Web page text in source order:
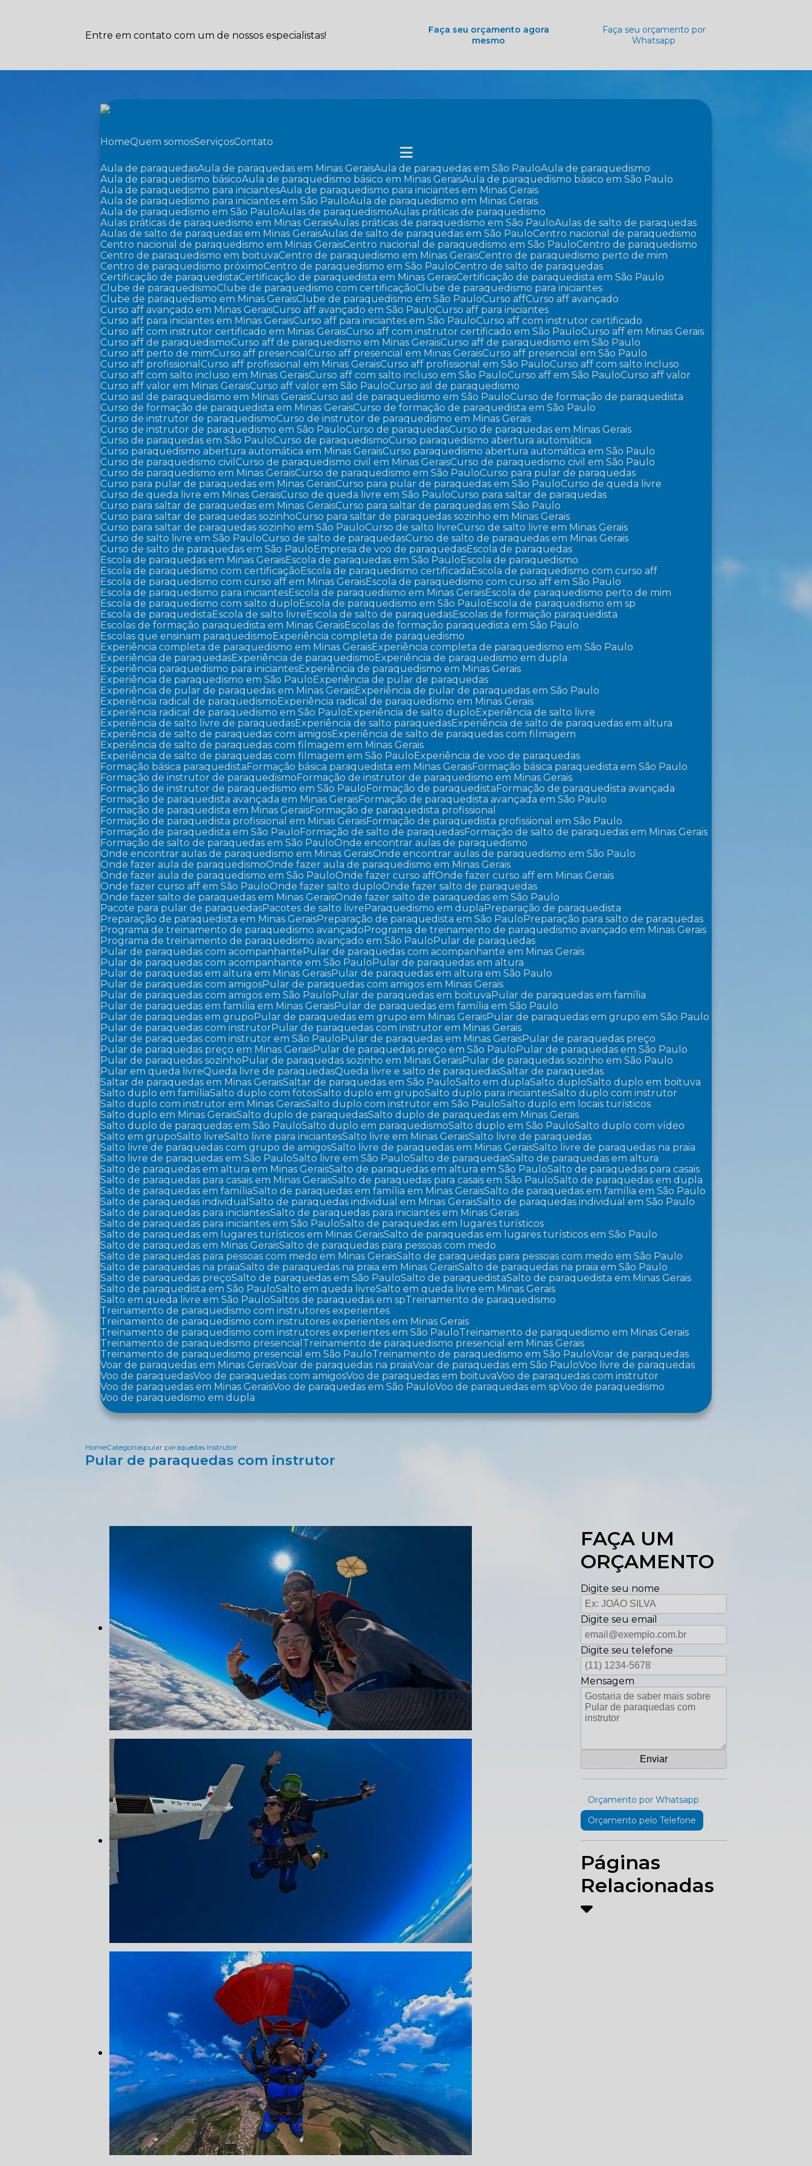
Entre em contato com um de nossos especialistas!
Faça seu orçamento agora
mesmo
Faça seu orçamento por
Whatsapp
Home Quem somos Serviços Contato
Aula de paraquedas Aula de paraquedas em Minas Gerais Aula de paraquedas em São Paulo Aula de paraquedismo
Aula de paraquedismo básico Aula de paraquedismo básico em Minas Gerais Aula de paraquedismo básico em São Paulo
Aula de paraquedismo para iniciantes Aula de paraquedismo para iniciantes em Minas Gerais
Aula de paraquedismo para iniciantes em São Paulo Aula de paraquedismo em Minas Gerais
Aula de paraquedismo em São Paulo Aulas de paraquedismo Aulas práticas de paraquedismo
Aulas práticas de paraquedismo em Minas Gerais Aulas práticas de paraquedismo em São Paulo Aulas de salto de paraquedas
Aulas de salto de paraquedas em Minas Gerais Aulas de salto de paraquedas em São Paulo Centro nacional de paraquedismo
Centro nacional de paraquedismo em Minas Gerais Centro nacional de paraquedismo em São Paulo Centro de paraquedismo
Centro de paraquedismo em boituva Centro de paraquedismo em Minas Gerais Centro de paraquedismo perto de mim
Centro de paraquedismo próximo Centro de paraquedismo em São Paulo Centro de salto de paraquedas
Certificação de paraquedista Certificação de paraquedista em Minas Gerais Certificação de paraquedista em São Paulo
Clube de paraquedismo
Clube de paraquedismo com certificação
Clube de paraquedismo para iniciantes
Clube de paraquedismo em Minas Gerais
Clube de paraquedismo em São Paulo Curso aff
Curso aff avançado
Curso aff avançado em Minas Gerais
Curso aff avançado em São Paulo
Curso aff para iniciantes
Curso aff para iniciantes em Minas Gerais
Curso aff para iniciantes em São Paulo
Curso aff com instrutor certificado
Curso aff com instrutor certificado em Minas Gerais
Curso aff com instrutor certificado em São Paulo
Curso aff em Minas Gerais
Curso aff de paraquedismo
Curso aff de paraquedismo em Minas Gerais
Curso aff de paraquedismo em São Paulo
Curso aff perto de mim
Curso aff presencial Curso aff presencial em Minas Gerais
Curso aff presencial em São Paulo
Curso aff profissional
Curso aff profissional em Minas Gerais Curso aff profissional em São Paulo
Curso aff com salto incluso
Curso aff com salto incluso em Minas Gerais
Curso aff com salto incluso em São Paulo Curso aff em São Paulo
Curso aff valor
Curso aff valor em Minas Gerais
Curso aff valor em São Paulo
Curso asl de paraquedismo
Curso asl de paraquedismo em Minas Gerais
Curso asl de paraquedismo em São Paulo
Curso de formação de paraquedista
Curso de formação de paraquedista em Minas Gerais
Curso de formação de paraquedista em São Paulo
Curso de instrutor de paraquedismo
Curso de instrutor de paraquedismo em Minas Gerais
Curso de instrutor de paraquedismo em São Paulo
Curso de paraquedas
Curso de paraquedas em Minas Gerais
Curso de paraquedas em São Paulo
Curso de paraquedismo
Curso paraquedismo abertura automática
Curso paraquedismo abertura automática em Minas Gerais
Curso paraquedismo abertura automática em São Paulo
Curso de paraquedismo civil
Curso de paraquedismo civil em Minas Gerais
Curso de paraquedismo civil em São Paulo
Curso de paraquedismo em Minas Gerais
Curso de paraquedismo em São Paulo
Curso para pular de paraquedas
Curso para pular de paraquedas em Minas Gerais
Curso para pular de paraquedas em São Paulo
Curso de queda livre
Curso de queda livre em Minas Gerais
Curso de queda livre em São Paulo
Curso para saltar de paraquedas
Curso para saltar de paraquedas em Minas Gerais
Curso para saltar de paraquedas em São Paulo
Curso para saltar de paraquedas sozinho
Curso para saltar de paraquedas sozinho em Minas Gerais
Curso para saltar de paraquedas sozinho em São Paulo
Curso de salto livre
Curso de salto livre em Minas Gerais
Curso de salto livre em São Paulo
Curso de salto de paraquedas
Curso de salto de paraquedas em Minas Gerais
Curso de salto de paraquedas em São Paulo
Empresa de voo de paraquedas
Escola de paraquedas
Escola de paraquedas em Minas Gerais
Escola de paraquedas em São Paulo
Escola de paraquedismo
Escola de paraquedismo com certificação
Escola de paraquedismo certificada
Escola de paraquedismo com curso aff
Escola de paraquedismo com curso aff em Minas Gerais
Escola de paraquedismo com curso aff em São Paulo
Escola de paraquedismo para iniciantes
Escola de paraquedismo em Minas Gerais
Escola de paraquedismo perto de mim
Escola de paraquedismo com salto duplo
Escola de paraquedismo em São Paulo
Escola de paraquedismo em sp
Escola de paraquedista
Escola de salto livre Escola de salto de paraquedas
Escolas de formação paraquedista
Escolas de formação paraquedista em Minas Gerais
Escolas de formação paraquedista em São Paulo
Escolas que ensinam paraquedismo
Experiência completa de paraquedismo
Experiência completa de paraquedismo em Minas Gerais
Experiência completa de paraquedismo em São Paulo
Experiência de paraquedas
Experiência de paraquedismo
Experiência de paraquedismo em dupla
Experiência paraquedismo para iniciantes
Experiência de paraquedismo em Minas Gerais
Experiência de paraquedismo em São Paulo
Experiência de pular de paraquedas
Experiência de pular de paraquedas em Minas Gerais
Experiência de pular de paraquedas em São Paulo
Experiência radical de paraquedismo
Experiência radical de paraquedismo em Minas Gerais
Experiência radical de paraquedismo em São Paulo
Experiência de salto duplo
Experiência de salto livre
Experiência de salto livre de paraquedas
Experiência de salto paraquedas
Experiência de salto de paraquedas em altura
Experiência de salto de paraquedas com amigos
Experiência de salto de paraquedas com filmagem
Experiência de salto de paraquedas com filmagem em Minas Gerais
Experiência de salto de paraquedas com filmagem em São Paulo
Experiência de voo de paraquedas
Formação básica paraquedista
Formação básica paraquedista em Minas Gerais Formação básica paraquedista em São Paulo
Formação de instrutor de paraquedismo
Formação de instrutor de paraquedismo em Minas Gerais
Formação de instrutor de paraquedismo em São Paulo
Formação de paraquedista
Formação de paraquedista avançada
Formação de paraquedista avançada em Minas Gerais Formação de paraquedista avançada em São Paulo
Formação de paraquedista em Minas Gerais Formação de paraquedista profissional
Formação de paraquedista profissional em Minas Gerais Formação de paraquedista profissional em São Paulo
Formação de paraquedista em São Paulo
Formação de salto de paraquedas Formação de salto de paraquedas em Minas Gerais
Formação de salto de paraquedas em São Paulo
Onde encontrar aulas de paraquedismo
Onde encontrar aulas de paraquedismo em Minas Gerais
Onde encontrar aulas de paraquedismo em São Paulo
Onde fazer aula de paraquedismo
Onde fazer aula de paraquedismo em Minas Gerais
Onde fazer aula de paraquedismo em São Paulo
Onde fazer curso aff
Onde fazer curso aff em Minas Gerais
Onde fazer curso aff em São Paulo
Onde fazer salto duplo
Onde fazer salto de paraquedas
Onde fazer salto de paraquedas em Minas Gerais
Onde fazer salto de paraquedas em São Paulo
Pacote para pular de paraquedas
Pacotes de salto livre Paraquedismo em dupla
Preparação de paraquedista
Preparação de paraquedista em Minas Gerais
Preparação de paraquedista em São Paulo
Preparação para salto de paraquedas
Programa de treinamento de paraquedismo avançado
Programa de treinamento de paraquedismo avançado em Minas Gerais
Programa de treinamento de paraquedismo avançado em São Paulo
Pular de paraquedas
Pular de paraquedas com acompanhante
Pular de paraquedas com acompanhante em Minas Gerais
Pular de paraquedas com acompanhante em São Paulo
Pular de paraquedas em altura
Pular de paraquedas em altura em Minas Gerais
Pular de paraquedas em altura em São Paulo
Pular de paraquedas com amigos
Pular de paraquedas com amigos em Minas Gerais
Pular de paraquedas com amigos em São Paulo
Pular de paraquedas em boituva
Pular de paraquedas em família
Pular de paraquedas em família em Minas Gerais
Pular de paraquedas em família em São Paulo
Pular de paraquedas em grupo
Pular de paraquedas em grupo em Minas Gerais
Pular de paraquedas em grupo em São Paulo
Pular de paraquedas com instrutor
Pular de paraquedas com instrutor em Minas Gerais
Pular de paraquedas com instrutor em São Paulo
Pular de paraquedas em Minas Gerais
Pular de paraquedas preço
Pular de paraquedas preço em Minas Gerais
Pular de paraquedas preço em São Paulo
Pular de paraquedas em São Paulo
Pular de paraquedas sozinho
Pular de paraquedas sozinho em Minas Gerais
Pular de paraquedas sozinho em São Paulo
Pular em queda livre
Queda livre de paraquedas Queda livre e salto de paraquedas Saltar de paraquedas
Saltar de paraquedas em Minas Gerais Saltar de paraquedas em São Paulo Salto em dupla Salto duplo Salto duplo em boituva
Salto duplo em família Salto duplo com fotos Salto duplo em grupo Salto duplo para iniciantes Salto duplo com instrutor
Salto duplo com instrutor em Minas Gerais Salto duplo com instrutor em São Paulo Salto duplo em locais turísticos
Salto duplo em Minas Gerais Salto duplo de paraquedas Salto duplo de paraquedas em Minas Gerais
Salto duplo de paraquedas em São Paulo Salto duplo em paraquedismo Salto duplo em São Paulo Salto duplo com vídeo
Salto em grupo Salto livre Salto livre para iniciantes Salto livre em Minas Gerais Salto livre de paraquedas
Salto livre de paraquedas com grupo de amigos Salto livre de paraquedas em Minas Gerais Salto livre de paraquedas na praia
Salto livre de paraquedas em São Paulo Salto livre em São Paulo Salto de paraquedas Salto de paraquedas em altura
Salto de paraquedas em altura em Minas Gerais Salto de paraquedas em altura em São Paulo Salto de paraquedas para casais
Salto de paraquedas para casais em Minas Gerais Salto de paraquedas para casais em São Paulo Salto de paraquedas em dupla
Salto de paraquedas em família Salto de paraquedas em família em Minas Gerais Salto de paraquedas em família em São Paulo
Salto de paraquedas individual Salto de paraquedas individual em Minas Gerais Salto de paraquedas individual em São Paulo
Salto de paraquedas para iniciantes Salto de paraquedas para iniciantes em Minas Gerais
Salto de paraquedas para iniciantes em São Paulo Salto de paraquedas em lugares turísticos
Salto de paraquedas em lugares turísticos em Minas Gerais Salto de paraquedas em lugares turísticos em São Paulo
Salto de paraquedas em Minas Gerais Salto de paraquedas para pessoas com medo
Salto de paraquedas para pessoas com medo em Minas Gerais Salto de paraquedas para pessoas com medo em São Paulo
Salto de paraquedas na praia Salto de paraquedas na praia em Minas Gerais Salto de paraquedas na praia em São Paulo
Salto de paraquedas preço Salto de paraquedas em São Paulo Salto de paraquedista Salto de paraquedista em Minas Gerais
Salto de paraquedista em São Paulo Salto em queda livre Salto em queda livre em Minas Gerais
Salto em queda livre em São Paulo Saltos de paraquedas em sp
Treinamento de paraquedismo
Treinamento de paraquedismo com instrutores experientes
Treinamento de paraquedismo com instrutores experientes em Minas Gerais
Treinamento de paraquedismo com instrutores experientes em São Paulo
Treinamento de paraquedismo em Minas Gerais
Treinamento de paraquedismo presencial
Treinamento de paraquedismo presencial em Minas Gerais
Treinamento de paraquedismo presencial em São Paulo
Treinamento de paraquedismo em São Paulo Voar de paraquedas
Voar de paraquedas em Minas Gerais Voar de paraquedas na praia Voar de paraquedas em São Paulo Voo livre de paraquedas
Voo de paraquedas Voo de paraquedas com amigos Voo de paraquedas em boituva Voo de paraquedas com instrutor
Voo de paraquedas em Minas Gerais Voo de paraquedas em São Paulo Voo de paraquedas em sp Voo de paraquedismo
Voo de paraquedismo em dupla
HomeCategoriaspular paraquedas instrutor
Pular de paraquedas com instrutor
FAÇA UM
ORÇAMENTO
Digite seu nome
Digite seu email
Digite seu telefone
Mensagem
Orçamento por Whatsapp
Orçamento pelo Telefone
Páginas
Relacionadas